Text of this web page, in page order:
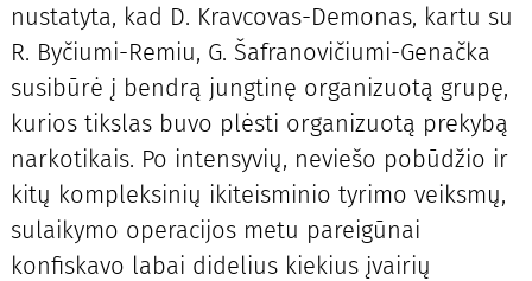
nustatyta, kad D. Kravcovas-Demonas, kartu su
R. Byčiumi-Remiu, G. Šafranovičiumi-Genačka
susibūrė į bendrą jungtinę organizuotą grupę,
kurios tikslas buvo plėsti organizuotą prekybą
narkotikais. Po intensyvių, neviešo pobūdžio ir
kitų kompleksinių ikiteisminio tyrimo veiksmų,
sulaikymo operacijos metu pareigūnai
konfiskavo labai didelius kiekius įvairių